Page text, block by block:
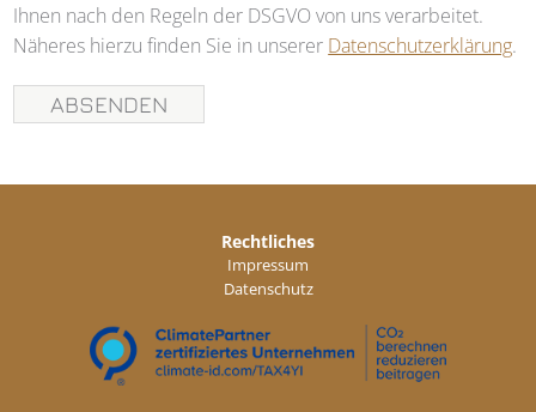
Ihnen nach den Regeln der DSGVO von uns verarbeitet.
Näheres hierzu finden Sie in unserer Datenschutzerklärung.
Rechtliches
Impressum
Datenschutz